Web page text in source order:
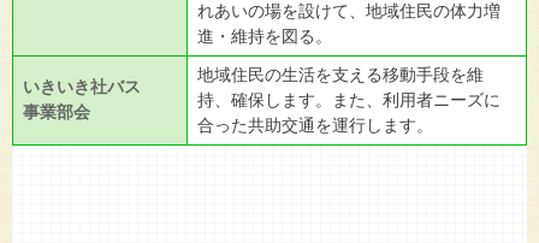
れあいの場を設けて、地域住民の体力増
進・維持を図る。
いきいき社バス
事業部会
地域住民の生活を支える移動手段を維
持、確保します。また、利用者ニーズに
合った共助交通を運行します。